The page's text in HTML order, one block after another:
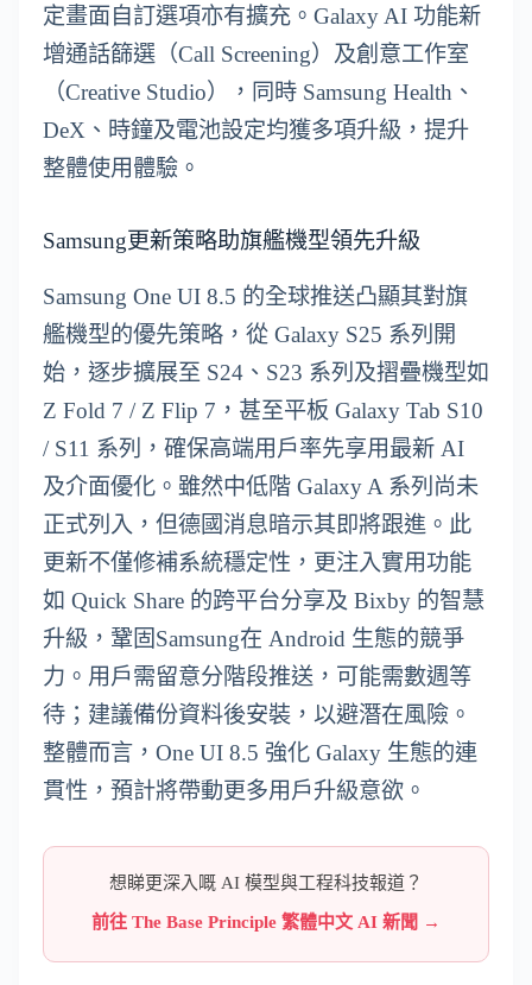
定畫面自訂選項亦有擴充。Galaxy AI 功能新
增通話篩選（Call Screening）及創意工作室
（Creative Studio），同時 Samsung Health、
DeX、時鐘及電池設定均獲多項升級，提升
整體使用體驗。
Samsung更新策略助旗艦機型領先升級
Samsung One UI 8.5 的全球推送凸顯其對旗
艦機型的優先策略，從 Galaxy S25 系列開
始，逐步擴展至 S24、S23 系列及摺疊機型如
Z Fold 7 / Z Flip 7，甚至平板 Galaxy Tab S10
/ S11 系列，確保高端用戶率先享用最新 AI
及介面優化。雖然中低階 Galaxy A 系列尚未
正式列入，但德國消息暗示其即將跟進。此
更新不僅修補系統穩定性，更注入實用功能
如 Quick Share 的跨平台分享及 Bixby 的智慧
升級，鞏固Samsung在 Android 生態的競爭
力。用戶需留意分階段推送，可能需數週等
待；建議備份資料後安裝，以避潛在風險。
整體而言，One UI 8.5 強化 Galaxy 生態的連
貫性，預計將帶動更多用戶升級意欲。
想睇更深入嘅 AI 模型與工程科技報道？
前往 The Base Principle 繁體中文 AI 新聞 →